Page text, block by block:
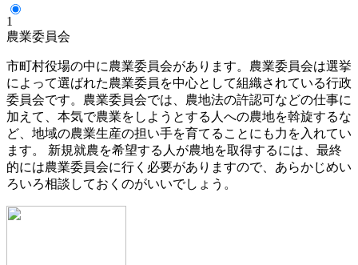
1
農業委員会
市町村役場の中に農業委員会があります。農業委員会は選挙
によって選ばれた農業委員を中心として組織されている行政
委員会です。農業委員会では、農地法の許認可などの仕事に
加えて、本気で農業をしようとする人への農地を斡旋するな
ど、地域の農業生産の担い手を育てることにも力を入れてい
ます。 新規就農を希望する人が農地を取得するには、最終
的には農業委員会に行く必要がありますので、あらかじめい
ろいろ相談しておくのがいいでしょう。